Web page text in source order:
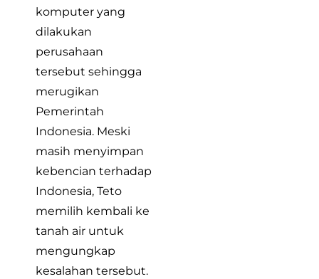
komputer yang
dilakukan
perusahaan
tersebut sehingga
merugikan
Pemerintah
Indonesia. Meski
masih menyimpan
kebencian terhadap
Indonesia, Teto
memilih kembali ke
tanah air untuk
mengungkap
kesalahan tersebut.